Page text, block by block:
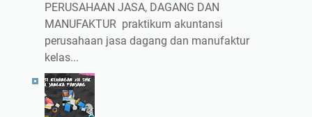
PERUSAHAAN JASA, DAGANG DAN
MANUFAKTUR praktikum akuntansi
perusahaan jasa dagang dan manufaktur
kelas...